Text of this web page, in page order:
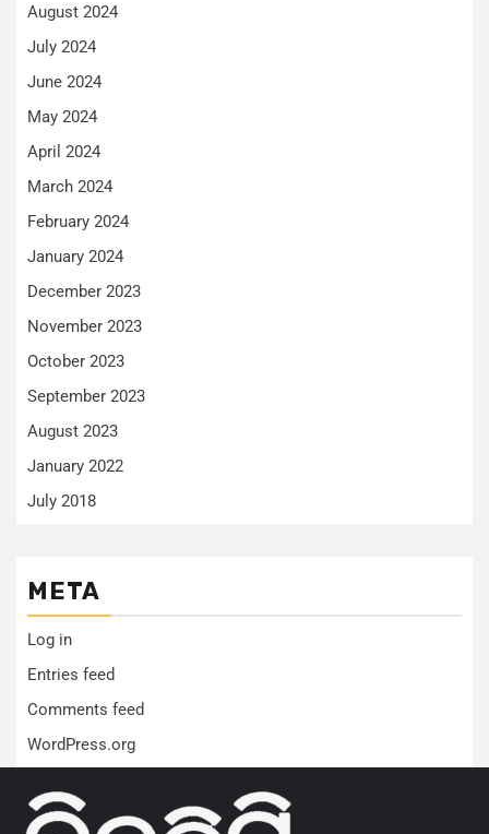
August 2024
July 2024
June 2024
May 2024
April 2024
March 2024
February 2024
January 2024
December 2023
November 2023
October 2023
September 2023
August 2023
January 2022
July 2018
META
Log in
Entries feed
Comments feed
WordPress.org